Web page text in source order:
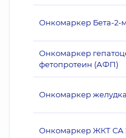
Онкомаркер Бета-2-
Онкомаркер
фетопротеин (АФП)
Онкомаркер
Онкомаркер ЖКТ СА